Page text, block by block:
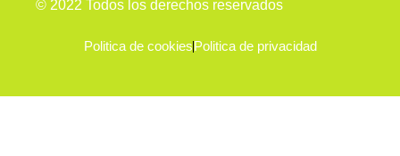
© 2022 Todos los derechos reservados
Politica de cookiesPolitica de privacidad